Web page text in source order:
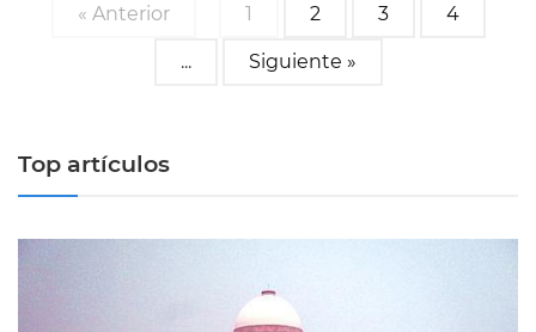
« Anterior 1 2 3 4
... Siguiente »
Top artículos